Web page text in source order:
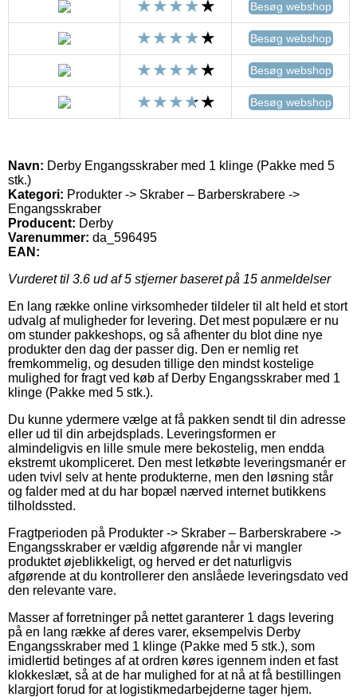
Besøg webshop
Besøg webshop
Besøg webshop
Besøg webshop
Navn: Derby Engangsskraber med 1 klinge (Pakke med 5
stk.)
Kategori: Produkter -> Skraber – Barberskrabere ->
Engangsskraber
Producent: Derby
Varenummer: da_596495
EAN:
Vurderet til 3.6 ud af 5 stjerner baseret på 15 anmeldelser
En lang række online virksomheder tildeler til alt held et stort
udvalg af muligheder for levering. Det mest populære er nu
om stunder pakkeshops, og så afhenter du blot dine nye
produkter den dag der passer dig. Den er nemlig ret
fremkommelig, og desuden tillige den mindst kostelige
mulighed for fragt ved køb af Derby Engangsskraber med 1
klinge (Pakke med 5 stk.).
Du kunne ydermere vælge at få pakken sendt til din adresse
eller ud til din arbejdsplads. Leveringsformen er
almindeligvis en lille smule mere bekostelig, men endda
ekstremt ukompliceret. Den mest letkøbte leveringsmanér er
uden tvivl selv at hente produkterne, men den løsning står
og falder med at du har bopæl nærved internet butikkens
tilholdssted.
Fragtperioden på Produkter -> Skraber – Barberskrabere ->
Engangsskraber er vældig afgørende når vi mangler
produktet øjeblikkeligt, og herved er det naturligvis
afgørende at du kontrollerer den anslåede leveringsdato ved
den relevante vare.
Masser af forretninger på nettet garanterer 1 dags levering
på en lang række af deres varer, eksempelvis Derby
Engangsskraber med 1 klinge (Pakke med 5 stk.), som
imidlertid betinges af at ordren køres igennem inden et fast
klokkeslæt, så at de har mulighed for at nå at få bestillingen
klargjort forud for at logistikmedarbejderne tager hjem.